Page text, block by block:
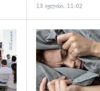
13 ივლისი, 11:02